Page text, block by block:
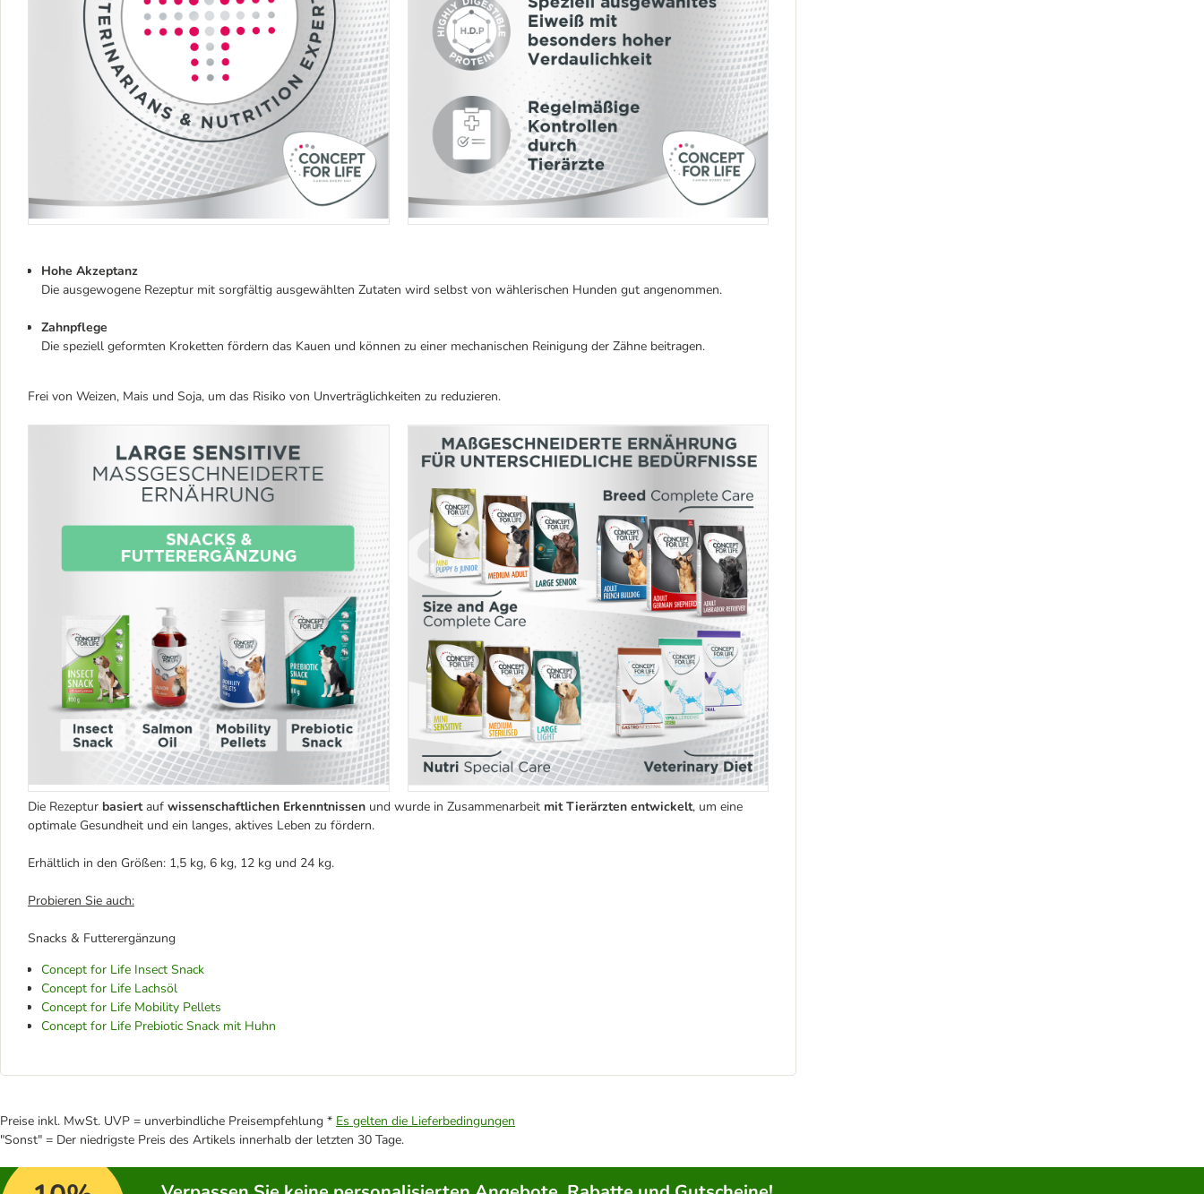
Hohe Akzeptanz
Die ausgewogene Rezeptur mit sorgfältig ausgewählten Zutaten wird selbst von wählerischen Hunden gut angenommen.
Zahnpflege
Die speziell geformten Kroketten fördern das Kauen und können zu einer mechanischen Reinigung der Zähne beitragen.
Frei von Weizen, Mais und Soja, um das Risiko von Unverträglichkeiten zu reduzieren.
Die Rezeptur basiertauf wissenschaftlichen Erkenntnissen und wurde in Zusammenarbeit mit Tierärzten entwickelt, um eine
optimale Gesundheit und ein langes, aktives Leben zu fördern.
Erhältlich in den Größen: 1,5 kg, 6 kg, 12 kg und 24 kg.
Probieren Sie auch:
Snacks & Futterergänzung
Concept for Life Insect Snack
Concept for Life Lachsöl
Concept for Life Mobility Pellets
Concept for Life Prebiotic Snack mit Huhn
Preise inkl. MwSt. UVP = unverbindliche Preisempfehlung * Es gelten die Lieferbedingungen
"Sonst" = Der niedrigste Preis des Artikels innerhalb der letzten 30 Tage.